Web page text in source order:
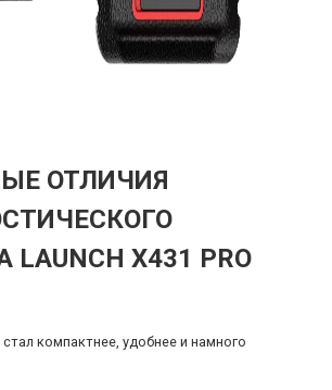
ОТЛИЧИЯ
X431 PRO
компактнее, удобнее и намного